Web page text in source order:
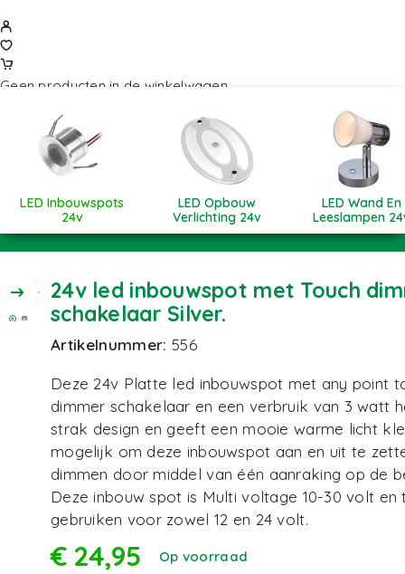
Geen producten in de winkelwagen.
LED Inbouwspots
24v
LED Opbouw
Verlichting 24v
LED Wand En
Leeslampen
24v led inbouwspot met Touch
schakelaar Silver.
Artikelnummer:556
Deze 24v Platte led inbouwspot met any point
dimmer schakelaar en een verbruik van 3 watt
strak design en geeft een mooie warme licht
mogelijk om deze inbouwspot aan en uit te
dimmen door middel van één aanraking op de
Deze inbouw spot is Multi voltage 10-30 volt en
gebruiken voor zowel 12 en 24 volt.
€24,95 Op voorraad